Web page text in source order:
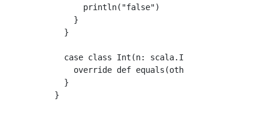
      println("false")
    }
  }
  case class Int(n: scala.Int) {
    override def equals(other: Any) = true
  }